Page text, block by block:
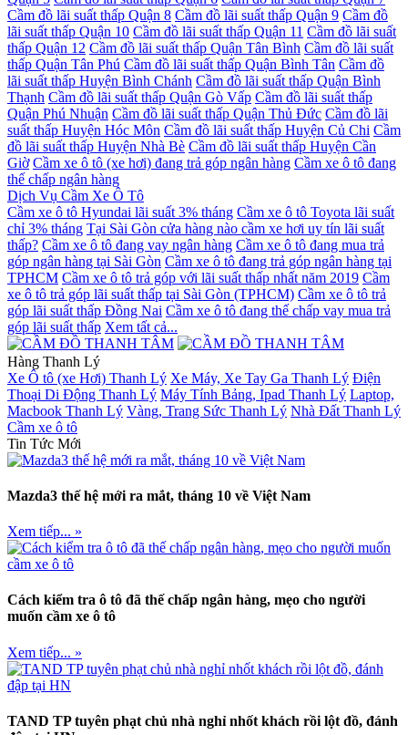
Cầm đồ lãi suất thấp Quận 8 Cầm đồ lãi suất thấp Quận 9 Cầm đồ
lãi suất thấp Quận 10 Cầm đồ lãi suất thấp Quận 11 Cầm đồ lãi suất
thấp Quận 12 Cầm đồ lãi suất thấp Quận Tân Bình Cầm đồ lãi suất
thấp Quận Tân Phú Cầm đồ lãi suất thấp Quận Bình Tân Cầm đồ
lãi suất thấp Huyện Bình Chánh Cầm đồ lãi suất thấp Quận Bình
Thạnh Cầm đồ lãi suất thấp Quận Gò Vấp Cầm đồ lãi suất thấp
Quận Phú Nhuận Cầm đồ lãi suất thấp Quận Thủ Đức Cầm đồ lãi
suất thấp Huyện Hóc Môn Cầm đồ lãi suất thấp Huyện Củ Chi Cầm
đồ lãi suất thấp Huyện Nhà Bè Cầm đồ lãi suất thấp Huyện Cần
Giờ Cầm xe ô tô (xe hơi) đang trả góp ngân hàng Cầm xe ô tô đang
thế chấp ngân hàng
Dịch Vụ Cầm Xe Ô Tô
Cầm xe ô tô Hyundai lãi suất 3% tháng Cầm xe ô tô Toyota lãi suất
chỉ 3% tháng Tại Sài Gòn cửa hàng nào cầm xe hơi uy tín lãi suất
thấp? Cầm xe ô tô đang vay ngân hàng Cầm xe ô tô đang mua trả
góp ngân hàng tại Sài Gòn Cầm xe ô tô đang trả góp ngân hàng tại
TPHCM Cầm xe ô tô trả góp với lãi suất thấp nhất năm 2019 Cầm
xe ô tô trả góp lãi suất thấp tại Sài Gòn (TPHCM) Cầm xe ô tô trả
góp lãi suất thấp Đồng Nai Cầm xe ô tô đang thế chấp vay mua trả
góp lãi suất thấp Xem tất cả...
Hàng Thanh Lý
Xe Ô tô (xe Hơi) Thanh Lý Xe Máy, Xe Tay Ga Thanh Lý Điện
Thoại Di Động Thanh Lý Máy Tính Bảng, Ipad Thanh Lý Laptop,
Macbook Thanh Lý Vàng, Trang Sức Thanh Lý Nhà Đất Thanh Lý
Cầm xe ô tô
Tin Tức Mới
Mazda3 thế hệ mới ra mắt, tháng 10 về Việt Nam
Xem tiếp... »
Cách kiểm tra ô tô đã thế chấp ngân hàng, mẹo cho người
muốn cầm xe ô tô
Xem tiếp... »
TAND TP tuyên phạt chủ nhà nghỉ nhốt khách rồi lột đồ, đánh